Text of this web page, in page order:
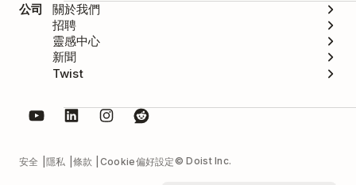
公司
關於我們
招聘
靈感中心
新聞
Twist
安全 隱私 條款 Cookie偏好設定© Doist Inc.